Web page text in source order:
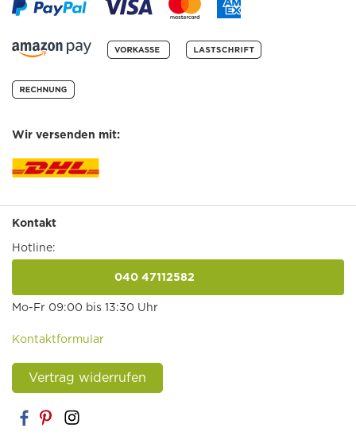
Wir versenden mit:
Kontakt
Hotline:
040 47112582
Mo-Fr 09:00 bis 13:30 Uhr
Kontaktformular
Vertrag widerrufen